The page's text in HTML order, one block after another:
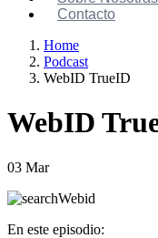
Contacto
Home
Podcast
WebID TrueID
WebID
03 Mar
En este episodio: